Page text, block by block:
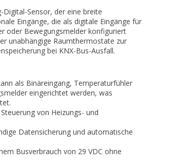
Digital-Sensor, der eine breite
Eingänge, die als digitale Eingänge für
oder Bewegungsmelder konfiguriert
unabhängige Raumthermostate zur
bei KNX-Bus-Ausfall.
als Binäreingang, Temperaturfühler
eingerichtet werden, was
von Heizungs- und
Datensicherung und automatische
Busverbrauch von 29 VDC ohne